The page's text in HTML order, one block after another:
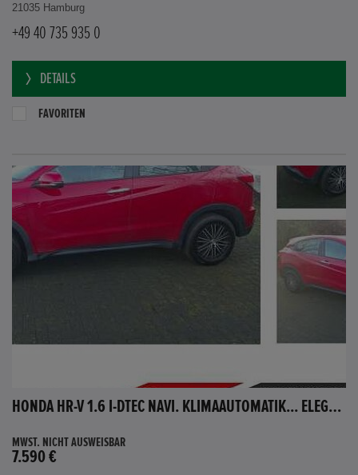
21035 Hamburg
+49 40 735 935 0
DETAILS
FAVORITEN
HONDA HR-V 1.6 I-DTEC NAVI. KLIMAAUTOMATIK... ELEGANCE
MWST. NICHT AUSWEISBAR
7.590 €